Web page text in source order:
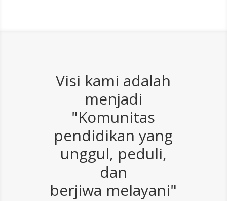
Visi kami adalah
menjadi
"Komunitas
pendidikan yang
unggul, peduli,
dan
berjiwa melayani"